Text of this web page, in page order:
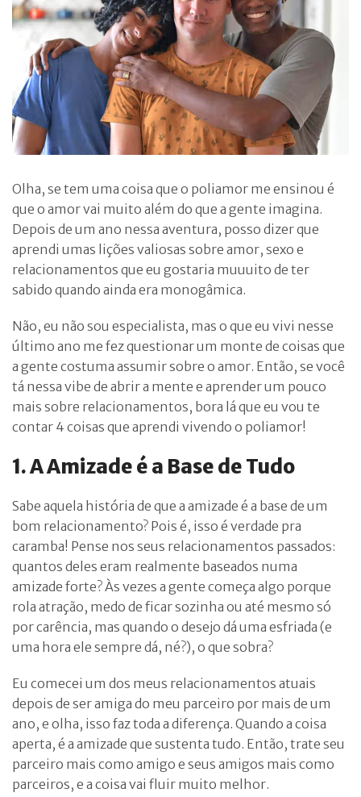
Olha, se tem uma coisa que o poliamor me ensinou é
que o amor vai muito além do que a gente imagina.
Depois de um ano nessa aventura, posso dizer que
aprendi umas lições valiosas sobre amor, sexo e
relacionamentos que eu gostaria muuuito de ter
sabido quando ainda era monogâmica.
Não, eu não sou especialista, mas o que eu vivi nesse
último ano me fez questionar um monte de coisas que
a gente costuma assumir sobre o amor. Então, se você
tá nessa vibe de abrir a mente e aprender um pouco
mais sobre relacionamentos, bora lá que eu vou te
contar 4 coisas que aprendi vivendo o poliamor!
1. A Amizade é a Base de Tudo
Sabe aquela história de que a amizade é a base de um
bom relacionamento? Pois é, isso é verdade pra
caramba! Pense nos seus relacionamentos passados:
quantos deles eram realmente baseados numa
amizade forte? Às vezes a gente começa algo porque
rola atração, medo de ficar sozinha ou até mesmo só
por carência, mas quando o desejo dá uma esfriada (e
uma hora ele sempre dá, né?), o que sobra?
Eu comecei um dos meus relacionamentos atuais
depois de ser amiga do meu parceiro por mais de um
ano, e olha, isso faz toda a diferença. Quando a coisa
aperta, é a amizade que sustenta tudo. Então, trate seu
parceiro mais como amigo e seus amigos mais como
parceiros, e a coisa vai fluir muito melhor.